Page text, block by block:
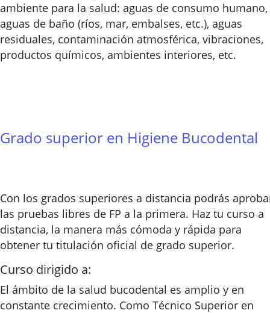
ambiente para la salud: aguas de consumo humano,
aguas de baño (ríos, mar, embalses, etc.), aguas
residuales, contaminación atmosférica, vibraciones,
productos químicos, ambientes interiores, etc.
Grado superior en Higiene Bucodental
Con los grados superiores a distancia podrás
las pruebas libres de FP a la primera. Haz tu curso a
distancia, la manera más cómoda y rápida para
obtener tu titulación oficial de grado superior.
Curso dirigido a:
El ámbito de la salud bucodental es amplio y en
constante crecimiento. Como Técnico Superior en